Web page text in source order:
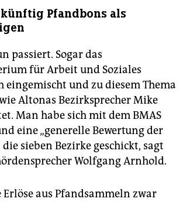
Pfandbons als
passiert. Sogar das
für Arbeit und Soziales
eingemischt und zu diesem Thema
Altonas Bezirksprecher Mike
Man habe sich mit dem BMAS
eine „generelle Bewertung der
die sieben Bezirke geschickt, sagt
Wolfgang Arnhold.
Erlöse aus Pfandsammeln zwar